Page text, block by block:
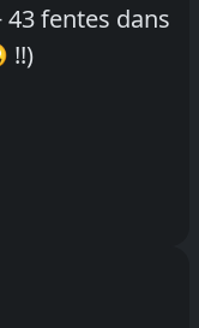
fentes dans
!!)